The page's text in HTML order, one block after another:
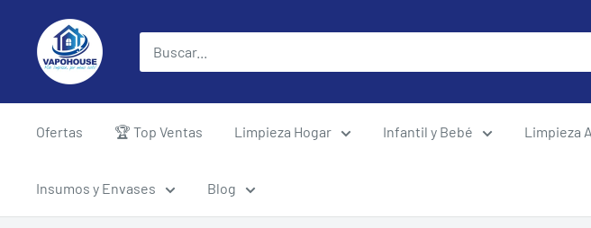
directamente
contenido
vapohouse
Ofertas 🏆 Top Ventas Limpieza Hogar Infantil y Bebé Limpieza
Insumos y Envases Blog